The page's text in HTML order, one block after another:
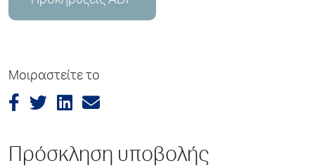
Μοιραστείτε το
Πρόσκληση υποβολής